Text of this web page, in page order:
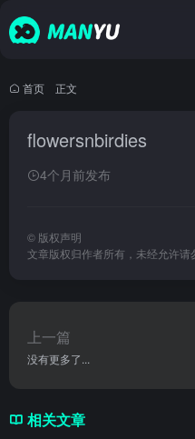
首页 正文
flowersnbirdies
4个月前发布
© 版权声明
文章版权归作者所有，未经允许请
上一篇
没有更多了...
相关文章